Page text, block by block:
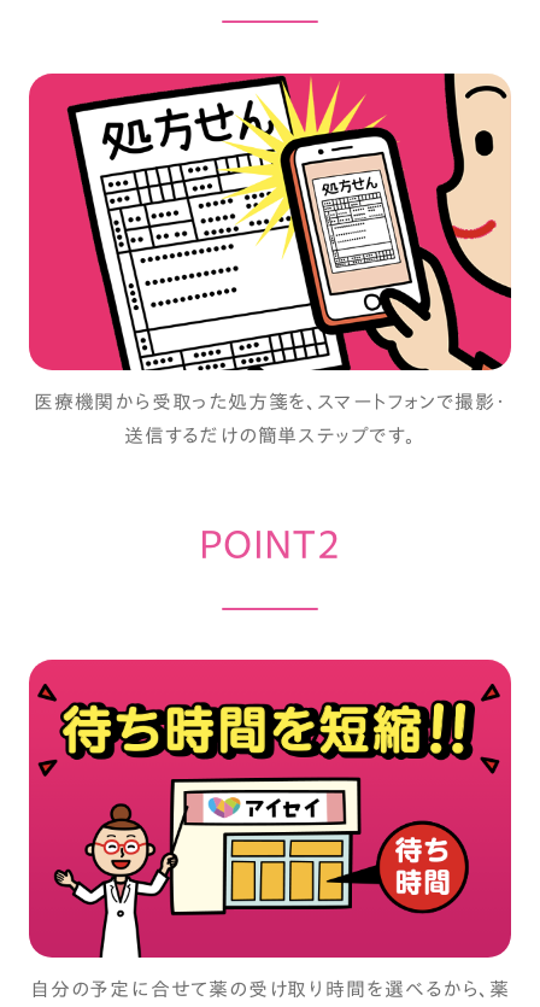
医療機関から受取った処方箋を、スマートフォンで撮影・
送信するだけの簡単ステップです。
POINT2
自分の予定に合せて薬の受け取り時間を選べるから、薬